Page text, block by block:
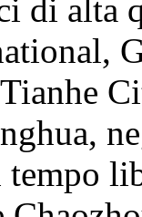
di alta